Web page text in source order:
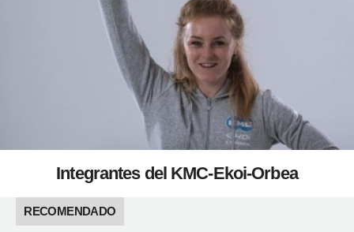
Integrantes del KMC-Ekoi-Orbea
RECOMENDADO